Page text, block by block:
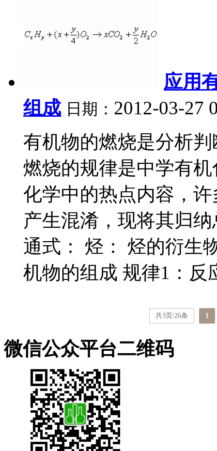
应用
组成 日期： 2012-03-27
有机物的燃烧是分析
燃烧的规律是中学有
化学中的热点内容，
产生混淆，现将其归
通式： 烃： 烃的衍生
机物的组成 规律1：反
共3页/26条 1
微信公众平台二维码